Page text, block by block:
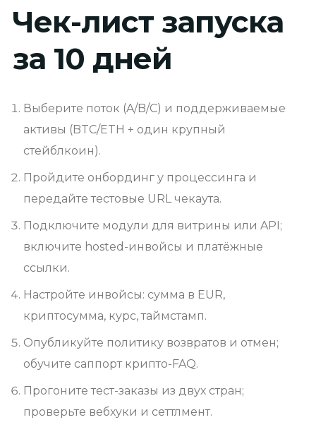
Чек-лист запуска
за 10 дней
Выберите поток (A/B/C) и поддерживаемые
активы (BTC/ETH + один крупный
стейблкоин).
Пройдите онбординг у процессинга и
передайте тестовые URL чекаута.
Подключите модули для витрины или API;
включите hosted-инвойсы и платёжные
ссылки.
Настройте инвойсы: сумма в EUR,
криптосумма, курс, таймстамп.
Опубликуйте политику возвратов и отмен;
обучите саппорт крипто-FAQ.
Прогоните тест-заказы из двух стран;
проверьте вебхуки и сеттлмент.